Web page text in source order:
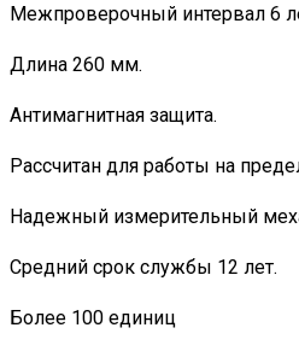
Межпроверочный интервал 6
Длина 260 мм.
Антимагнитная защита.
Рассчитан для работы на
Надежный измерительный
Средний срок службы 12 лет.
Более 100 единиц